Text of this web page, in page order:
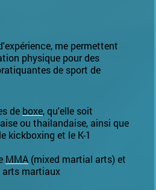
me permettent
physique pour des
de sport de
de boxe, qu'elle soit
ou thailandaise, ainsi que
kickboxing et le K-1
MMA (mixed martial arts) et
arts martiaux